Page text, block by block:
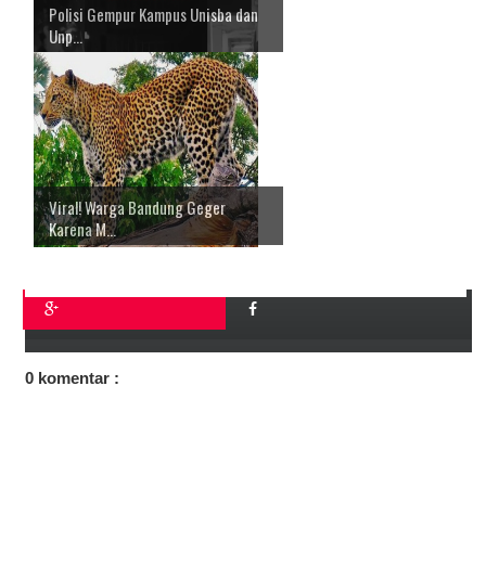
Polisi Gempur Kampus Unisba dan
Unp...
Viral! Warga Bandung Geger
Karena M...
0 komentar :